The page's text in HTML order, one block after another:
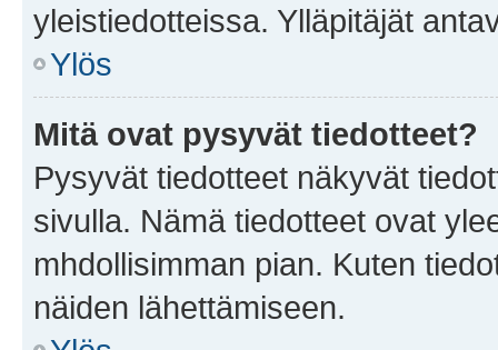
yleistiedotteissa. Ylläpitäjät
Ylös
Mitä ovat pysyvät tiedotteet?
Pysyvät tiedotteet näkyvät
sivulla. Nämä tiedotteet ovat
mhdollisimman pian. Kuten
näiden lähettämiseen.